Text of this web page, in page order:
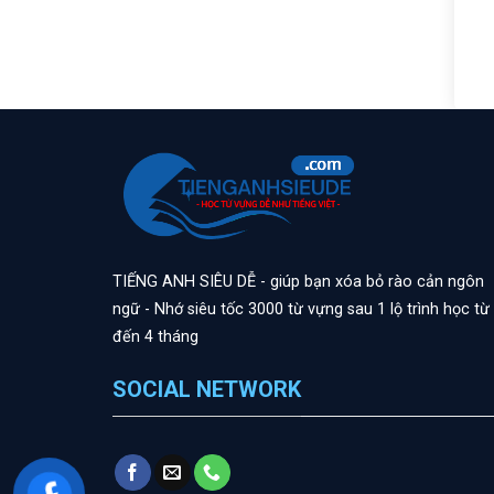
TIẾNG ANH SIÊU DỄ - giúp bạn xóa bỏ rào cản ngôn
ngữ - Nhớ siêu tốc 3000 từ vựng sau 1 lộ trình học từ
đến 4 tháng
SOCIAL NETWORK